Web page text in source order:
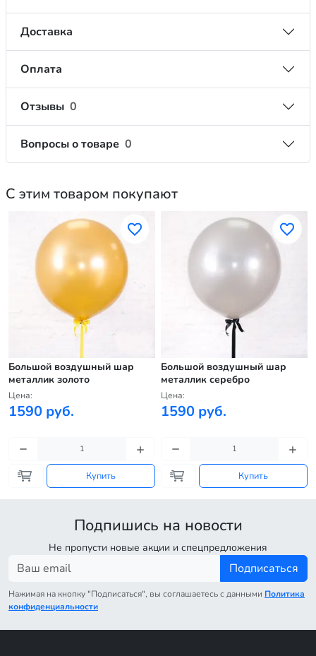
Доставка
Оплата
Отзывы 0
Вопросы о товаре 0
С этим товаром покупают
Большой воздушный шар
металлик золото
Цена:
1590 руб.
Купить
Большой воздушный шар
металлик серебро
Цена:
1590 руб.
Купить
Подпишись на новости
Не пропусти новые акции и спецпредложения
Подписаться
Нажимая на кнопку "Подписаться", вы соглашаетесь с данными Политика
конфиденциальности